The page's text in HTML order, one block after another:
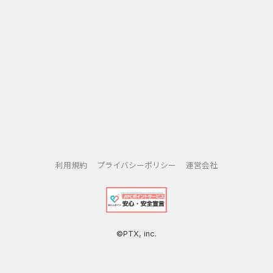
利用規約 プライバシーポリシー 運営会社
©PTX, inc.